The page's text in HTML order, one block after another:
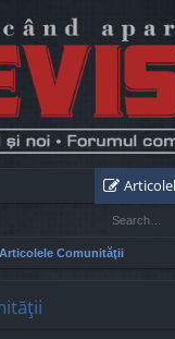
Articolele Comunităţii